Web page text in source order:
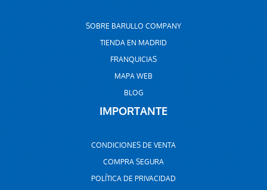
SOBRE BARULLO COMPANY
TIENDA EN MADRID
FRANQUICIAS
MAPA WEB
BLOG
IMPORTANTE
CONDICIONES DE VENTA
COMPRA SEGURA
POLÍTICA DE PRIVACIDAD